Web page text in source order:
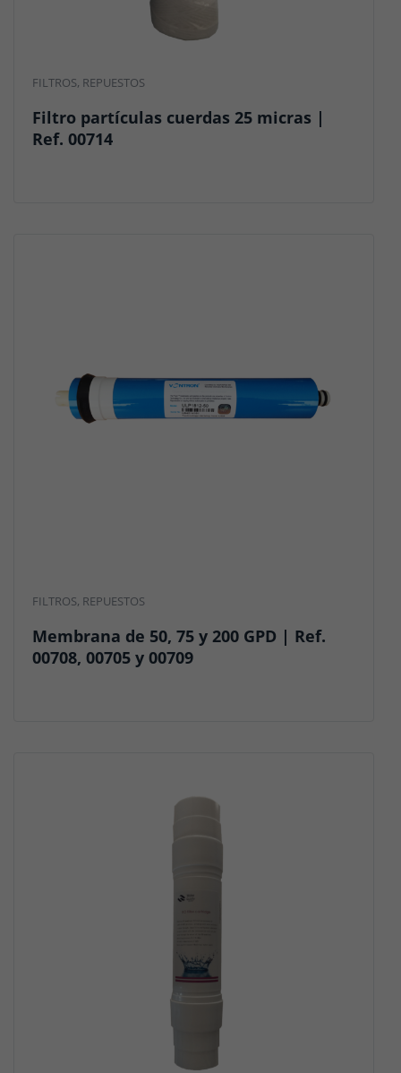
FILTROS, REPUESTOS
Filtro partículas cuerdas 25 micras |
Ref. 00714
FILTROS, REPUESTOS
Membrana de 50, 75 y 200 GPD | Ref.
00708, 00705 y 00709